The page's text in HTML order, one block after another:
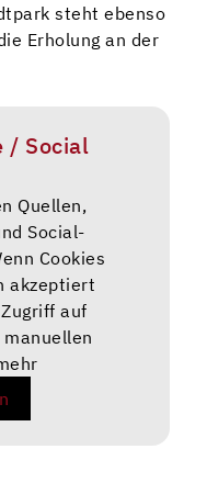
steht ebenso
Erholung an der
/ Social
Quellen,
Social-
Cookies
akzeptiert
auf